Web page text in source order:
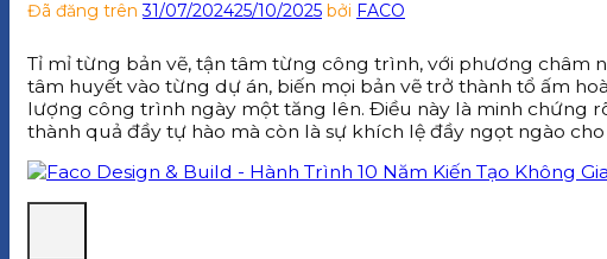
Đã đăng trên31/07/202425/10/2025 bởi FACO
Tỉ mỉ từng bản vẽ, tận tâm từng công trình, với phương châm
tâm huyết vào từng dự án, biến mọi bản vẽ trở thành tổ ấm
lượng công trình ngày một tăng lên. Điều này là minh chứng
thành quả đầy tự hào mà còn là sự khích lệ đầy ngọt ngào